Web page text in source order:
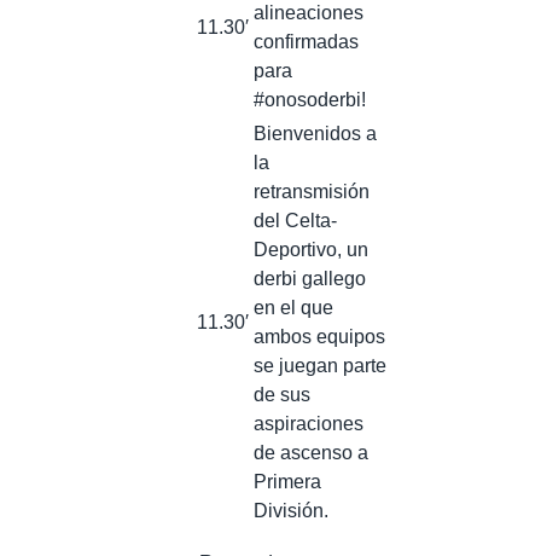
11.30′
alineaciones
confirmadas
para
#onosoderbi!
11.30′
Bienvenidos a
la
retransmisión
del Celta-
Deportivo, un
derbi gallego
en el que
ambos equipos
se juegan parte
de sus
aspiraciones
de ascenso a
Primera
División.